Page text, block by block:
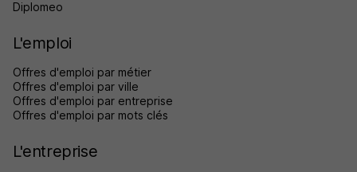
Diplomeo
L'emploi
Offres d'emploi par métier
Offres d'emploi par ville
Offres d'emploi par entreprise
Offres d'emploi par mots clés
L'entreprise